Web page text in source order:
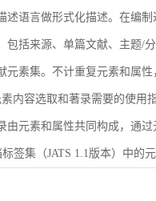
述语言做形式化描述。在编
包括来源、单篇文献、主题/
素集。不计重复元素和属
内容选取和著录需要的使
由元素和属性共同构成，通
签集（JATS 1.1版本）中的元